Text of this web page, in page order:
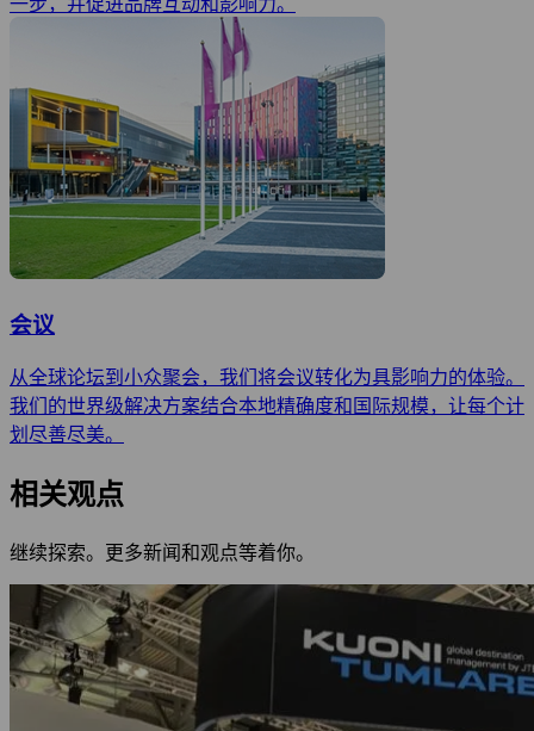
一步，并促进品牌互动和影响力。
会议
从全球论坛到小众聚会，我们将会议转化为具影响力的体验。
我们的世界级解决方案结合本地精确度和国际规模，让每个计
划尽善尽美。
相关观点
继续探索。更多新闻和观点等着你。